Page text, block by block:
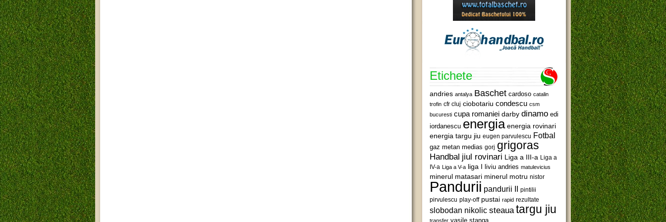
Etichete
andries antalya Baschet cardoso catalin
trofin cfr cluj ciobotariu condescu csm
bucuresti cupa romaniei darby dinamo edi
iordanescu energia energia rovinari
energia targu jiu eugen parvulescu Fotbal
gaz metan medias gorj grigoras
Handbal jiul rovinari Liga a III-a Liga a
IV-a Liga a V-a liga I liviu andries matulevicius
minerul matasari minerul motru nistor
Pandurii pandurii II pintilii
pirvulescu play-off pustai rapid rezultate
slobodan nikolic steaua targu jiu
transfer vasile stanga